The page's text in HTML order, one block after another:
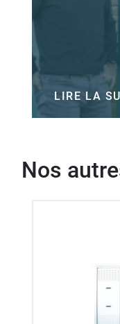
LIRE LA
Nos